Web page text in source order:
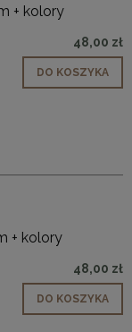
+ kolory
48,00 zł
DO KOSZYKA
+ kolory
48,00 zł
DO KOSZYKA